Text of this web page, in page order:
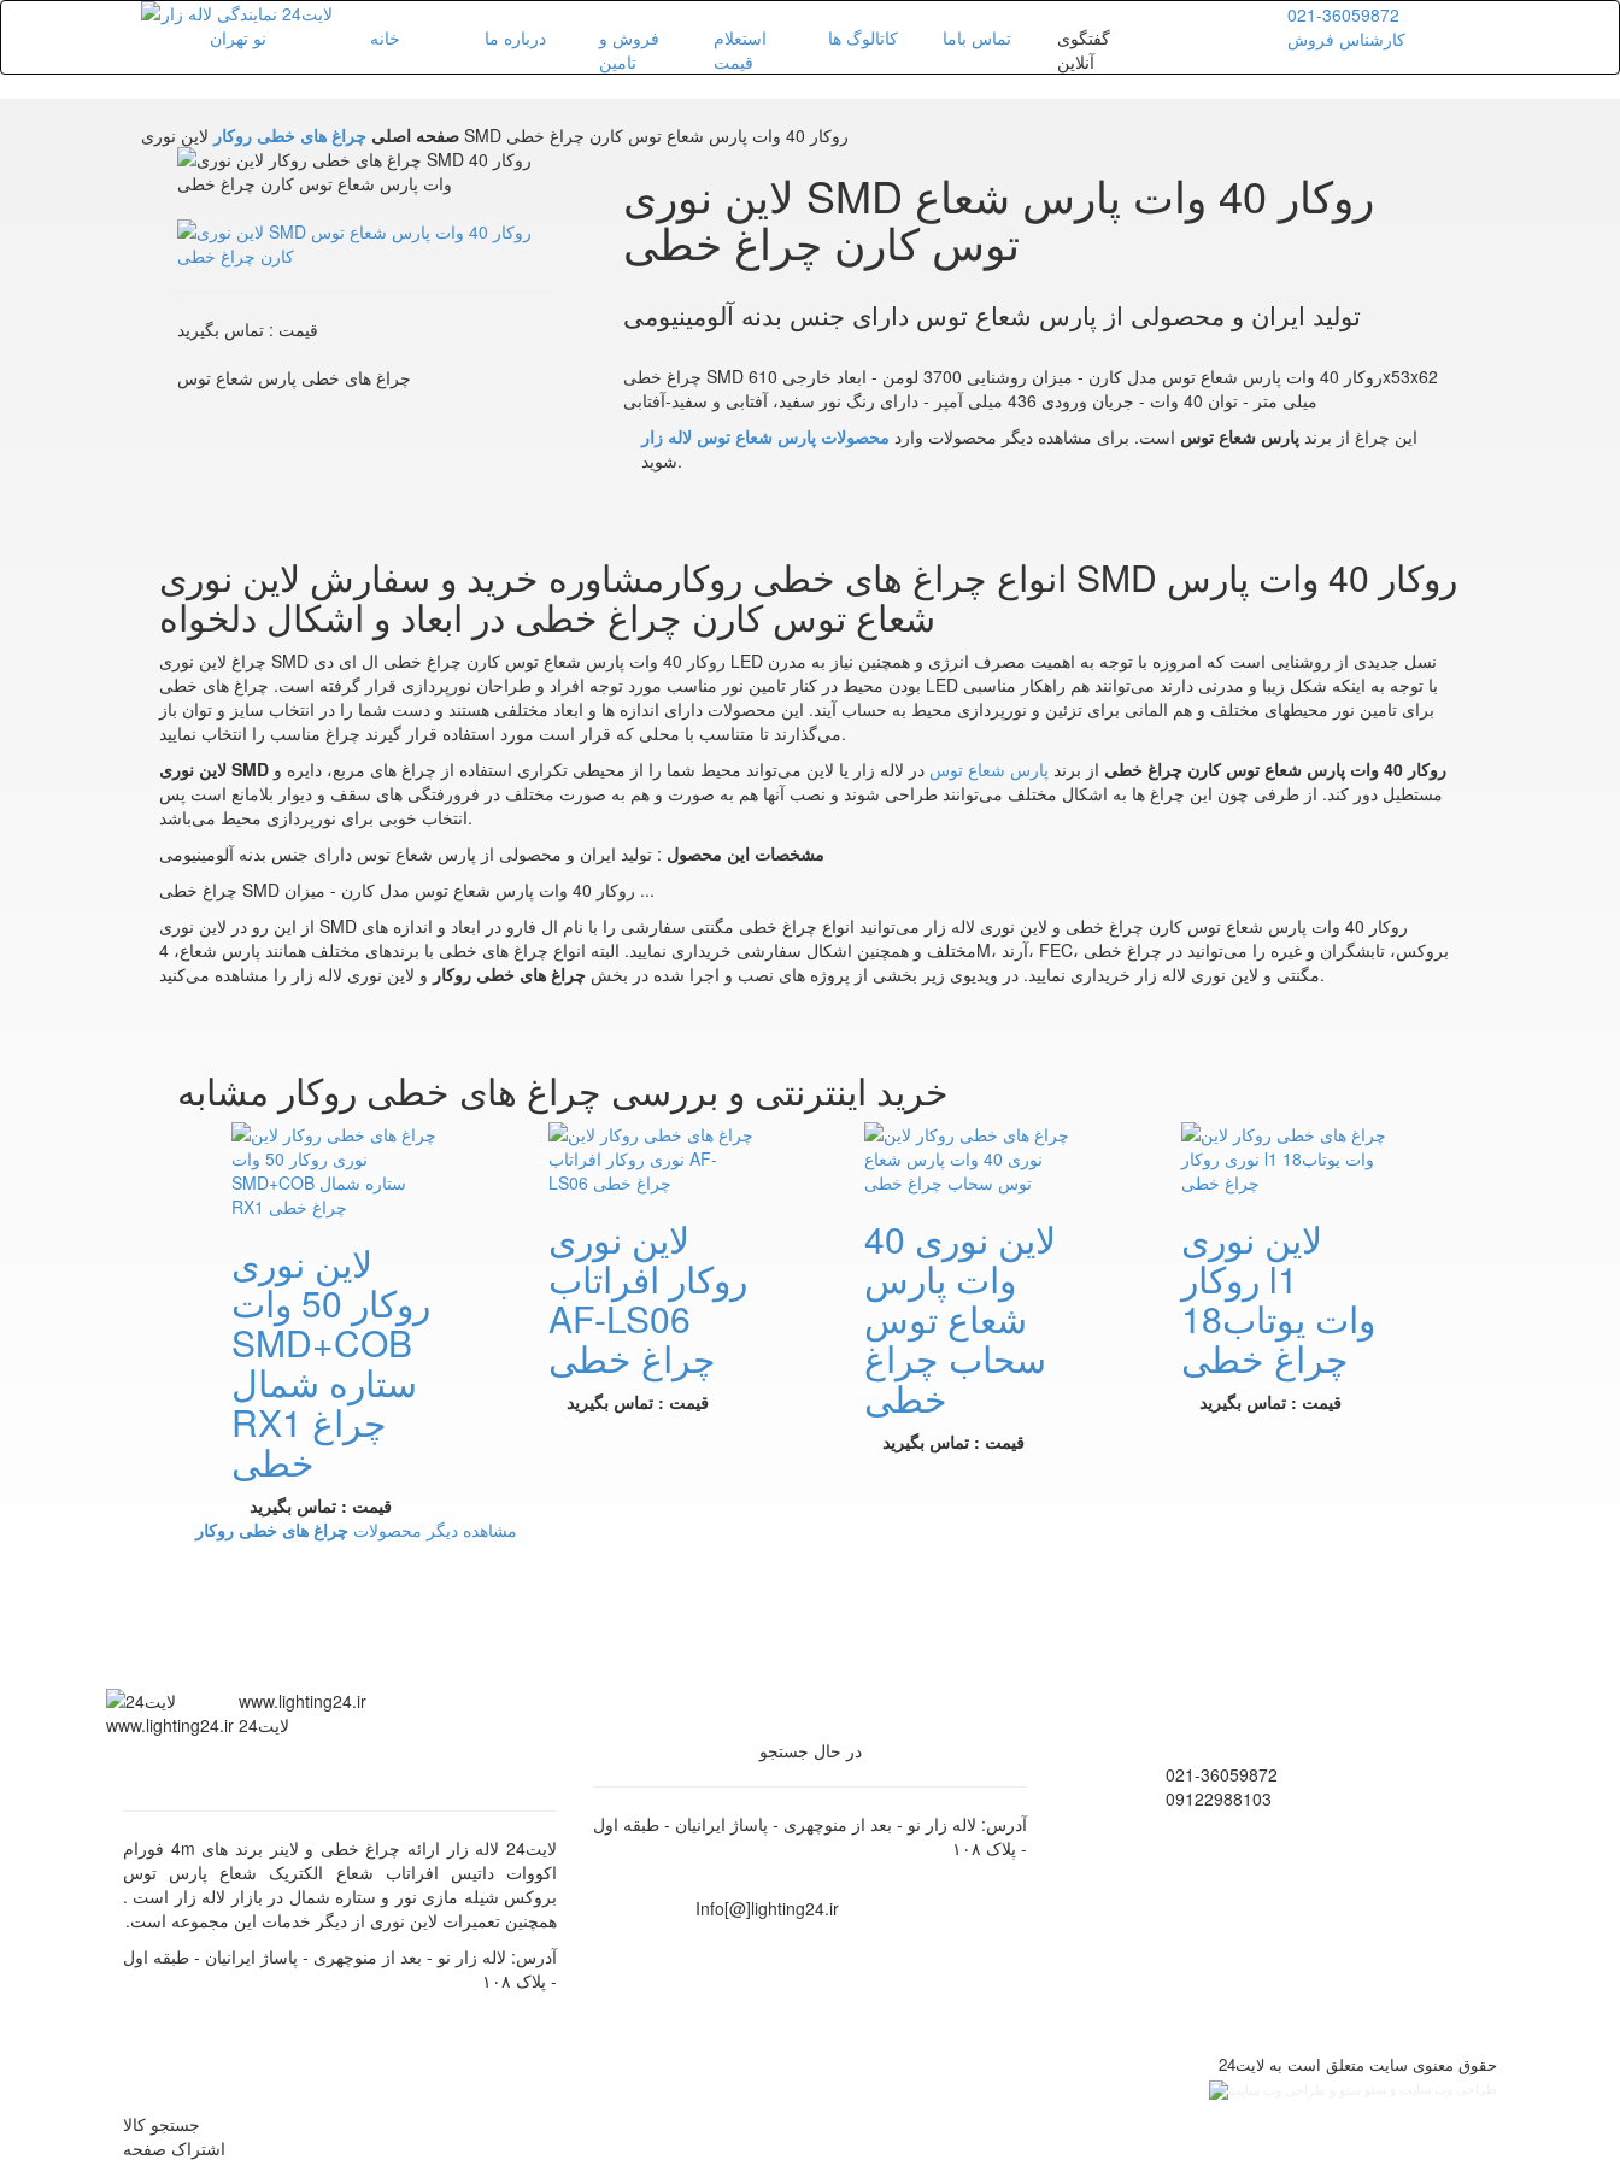
خانه درباره ما
فروش و
تامین
استعلام
قیمت
کاتالوگ ها تماس باما
گفتگوی
آنلاین
021-36059872
کارشناس فروش
صفحه اصلی چراغ های خطی روکار لاین نوری SMD روکار 40 وات پارس شعاع توس کارن چراغ خطی
قیمت : تماس بگیرید
چراغ های خطی پارس شعاع توس
لاین نوری SMD روکار 40 وات پارس شعاع
توس کارن چراغ خطی
تولید ایران و محصولی از پارس شعاع توس دارای جنس بدنه آلومینیومی
چراغ خطی SMD روکار 40 وات پارس شعاع توس مدل کارن - میزان روشنایی 3700 لومن - ابعاد خارجی 610x53x62
میلی متر - توان 40 وات - جریان ورودی 436 میلی آمپر - دارای رنگ نور سفید، آفتابی و سفید-آفتابی
این چراغ از برند پارس شعاع توس است. برای مشاهده دیگر محصولات وارد محصولات پارس شعاع توس لاله زار
شوید.
انواع چراغ های خطی روکارمشاوره خرید و سفارش لاین نوری SMD روکار 40 وات پارس
شعاع توس کارن چراغ خطی در ابعاد و اشکال دلخواه
چراغ لاین نوری SMD روکار 40 وات پارس شعاع توس کارن چراغ خطی ال ای دی LED نسل جدیدی از روشنایی است که امروزه با توجه به اهمیت مصرف انرژی و همچنین نیاز به مدرن
بودن محیط در کنار تامین نور مناسب مورد توجه افراد و طراحان نورپردازی قرار گرفته است. چراغ های خطی LED با توجه به اینکه شکل زیبا و مدرنی دارند می‌توانند هم راهکار مناسبی
برای تامین نور محیطهای مختلف و هم المانی برای تزئین و نورپردازی محیط به حساب آیند. این محصولات دارای اندازه ها و ابعاد مختلفی هستند و دست شما را در انتخاب سایز و توان باز
می‌گذارند تا متناسب با محلی که قرار است مورد استفاده قرار گیرند چراغ مناسب را انتخاب نمایید.
لاین نوری SMD روکار 40 وات پارس شعاع توس کارن چراغ خطی
از برند پارس شعاع توس در لاله زار یا لاین می‌تواند محیط شما را از محیطی تکراری استفاده از چراغ های مربع، دایره و
مستطیل دور کند. از طرفی چون این چراغ ها به اشکال مختلف می‌توانند طراحی شوند و نصب آنها هم به صورت و هم به صورت مختلف در فرورفتگی های سقف و دیوار بلامانع است پس
انتخاب خوبی برای نورپردازی محیط می‌باشد.
مشخصات این محصول : تولید ایران و محصولی از پارس شعاع توس دارای جنس بدنه آلومینیومی
چراغ خطی SMD روکار 40 وات پارس شعاع توس مدل کارن - میزان ...
از این رو در لاین نوری SMD روکار 40 وات پارس شعاع توس کارن چراغ خطی و لاین نوری لاله زار می‌توانید انواع چراغ خطی مگنتی سفارشی را با نام ال فارو در ابعاد و اندازه های
مختلف و همچنین اشکال سفارشی خریداری نمایید. البته انواع چراغ های خطی با برندهای مختلف همانند پارس شعاع، 4M، آرند، FEC، بروکس، تابشگران و غیره را می‌توانید در چراغ خطی
مگنتی و لاین نوری لاله زار خریداری نمایید. در ویدیوی زیر بخشی از پروژه های نصب و اجرا شده در بخش چراغ های خطی روکار و لاین نوری لاله زار را مشاهده می‌کنید.
خرید اینترنتی و بررسی چراغ های خطی روکار مشابه
لاین نوری
روکار 50 وات
SMD+COB
ستاره شمال
RX1 چراغ
خطی
قیمت : تماس بگیرید
لاین نوری
روکار افراتاب
AF-LS06
چراغ خطی
قیمت : تماس بگیرید
لاین نوری 40
وات پارس
شعاع توس
سحاب چراغ
خطی
قیمت : تماس بگیرید
لاین نوری
روکار l1
18وات یوتاب
چراغ خطی
قیمت : تماس بگیرید
مشاهده دیگر محصولات چراغ های خطی روکار
www.lighting24.ir
لایت24
در حال جستجو
لایت24 لاله زار ارائه چراغ خطی و لاینر برند های 4m فورام
اکووات داتیس افراتاب شعاع الکتریک شعاع پارس توس
بروکس شیله مازی نور و ستاره شمال در بازار لاله زار است .
همچنین تعمیرات لاین نوری از دیگر خدمات این مجموعه است.
آدرس: لاله زار نو - بعد از منوچهری - پاساژ ایرانیان - طبقه اول
- پلاک ۱۰۸
آدرس: لاله زار نو - بعد از منوچهری - پاساژ ایرانیان - طبقه اول
- پلاک ۱۰۸
Info[@]lighting24.ir
021-36059872
09122988103
حقوق معنوی سایت متعلق است به لایت24
جستجو کالا
اشتراک صفحه